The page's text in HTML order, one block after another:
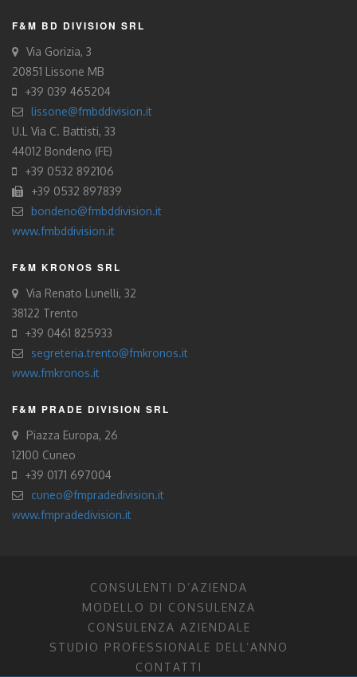
F&M BD DIVISION SRL
Via Gorizia, 3
20851 Lissone MB
+39 039 465204
lissone@fmbddivision.it
U.L Via C. Battisti, 33
44012 Bondeno (FE)
+39 0532 892106
+39 0532 897839
bondeno@fmbddivision.it
www.fmbddivision.it
F&M KRONOS SRL
Via Renato Lunelli, 32
38122 Trento
+39 0461 825933
segreteria.trento@fmkronos.it
www.fmkronos.it
F&M PRADE DIVISION SRL
Piazza Europa, 26
12100 Cuneo
+39 0171 697004
cuneo@fmpradedivision.it
www.fmpradedivision.it
CONSULENTI D’AZIENDA
MODELLO DI CONSULENZA
CONSULENZA AZIENDALE
STUDIO PROFESSIONALE DELL’ANNO
CONTATTI